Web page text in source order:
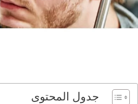
جدول المحتوى